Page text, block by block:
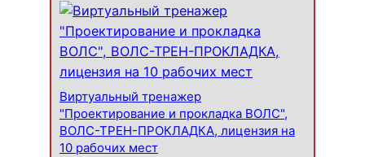
технологии «волокно до абонента» с
Виртуальный тренажер
"Проектирование и прокладка ВОЛС",
ВОЛС-ТРЕН-ПРОКЛАДКА, лицензия на
10 рабочих мест